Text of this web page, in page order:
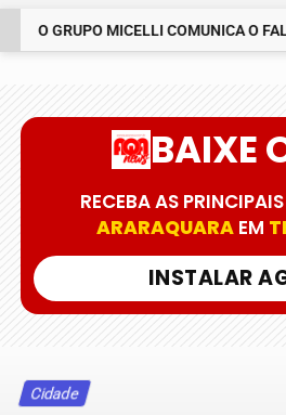
O GRUPO MICELLI COMUNICA O
BAIXE
RECEBA AS
ARARAQUARAEM
INSTALAR
Cidade